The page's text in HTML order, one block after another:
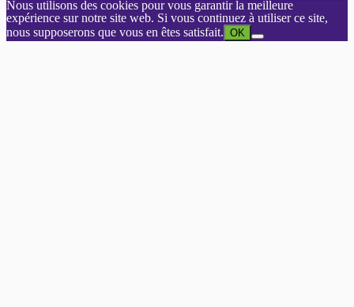
Nous utilisons des cookies pour vous garantir la meilleure
expérience sur notre site web. Si vous continuez à utiliser ce site,
nous supposerons que vous en êtes satisfait. OK